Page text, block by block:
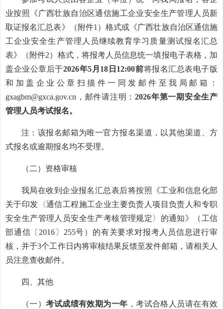
业按照《广西壮族自治区通信施工企业安全生产管理人员新
取证报名汇总表》（附件1）格式或《广西壮族自治区通信施
工企业安全生产管理人员继续教育学习质量测试报名汇总
表》（附件2）格式，将报考人员信息统一填报电子表格，加
盖企业公章后于2026年5月18日12:00前将报名汇总表电子版
和加盖企业公章扫描件一同发邮件至我局邮箱：
gxagbm@gxca.gov.cn，邮件请注明： 2026年第一期安全生产
管理人员考试报名。
注：该报名邮箱为唯一官方报名渠道，以其他渠道、方
式报名或逾期报名均不受理。
（二）资格审核
我局在收到企业报名汇总表后将按照《工业和信息化部
关于印发〈通信工程施工企业主要负责人项目负责人和专职
安全生产管理人员安全生产考核管理规定〉的通知》（工信
部通信〔2016〕255号）的有关要求对报考人员信息进行审
核，并于3个工作日内将审核结果反馈至发件邮箱，请相关人
员注意查收邮件。
四、其他
（一）考试成绩有效期为一年 ，考试合格人员请在有效